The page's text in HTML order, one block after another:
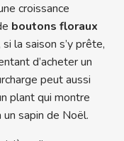
croissance
boutons floraux
la saison s’y prête,
d’acheter un
peut aussi
plant qui montre
un sapin de Noël.